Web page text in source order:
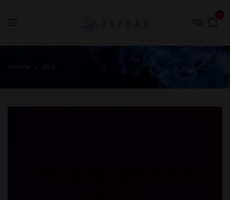
Home 2ml